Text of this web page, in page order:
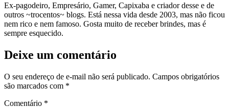
Ex-pagodeiro, Empresário, Gamer, Capixaba e criador desse e de
outros ~trocentos~ blogs. Está nessa vida desde 2003, mas não ficou
nem rico e nem famoso. Gosta muito de receber brindes, mas é
sempre esquecido.
Deixe um comentário
O seu endereço de e-mail não será publicado. Campos obrigatórios
são marcados com *
Comentário *